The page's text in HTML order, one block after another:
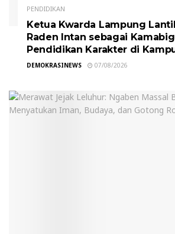
PENDIDIKAN
Ketua Kwarda Lampung
Raden Intan sebagai
Pendidikan Karakter di
DEMOKRASINEWS 07/08/2026